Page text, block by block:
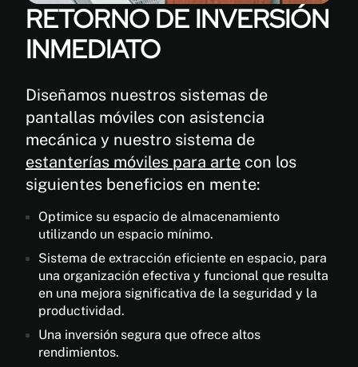
RETORNO DE INVERSIÓN
INMEDIATO
Diseñamos nuestros sistemas de
pantallas móviles con asistencia
mecánica y nuestro sistema de
estanterías móviles para arte con los
siguientes beneficios en mente:
Optimice su espacio de almacenamiento
utilizando un espacio mínimo.
Sistema de extracción eficiente en espacio, para
una organización efectiva y funcional que resulta
en una mejora significativa de la seguridad y la
productividad.
Una inversión segura que ofrece altos
rendimientos.